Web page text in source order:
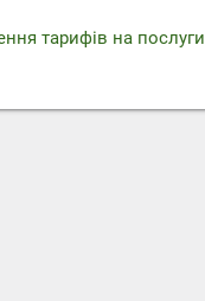
тарифів на послуги